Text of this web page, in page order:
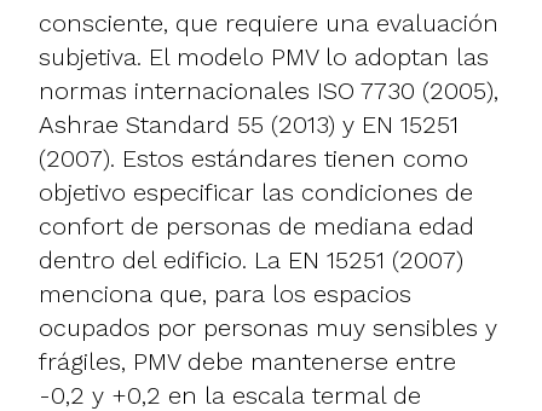
consciente, que requiere una evaluación
subjetiva. El modelo PMV lo adoptan las
normas internacionales ISO 7730 (2005),
Ashrae Standard 55 (2013) y EN 15251
(2007). Estos estándares tienen como
objetivo especificar las condiciones de
confort de personas de mediana edad
dentro del edificio. La EN 15251 (2007)
menciona que, para los espacios
ocupados por personas muy sensibles y
frágiles, PMV debe mantenerse entre
-0,2 y +0,2 en la escala termal de